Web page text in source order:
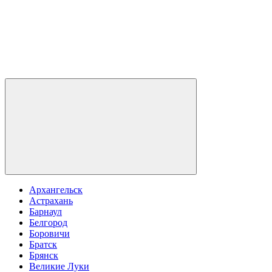
Архангельск
Астрахань
Барнаул
Белгород
Боровичи
Братск
Брянск
Великие Луки